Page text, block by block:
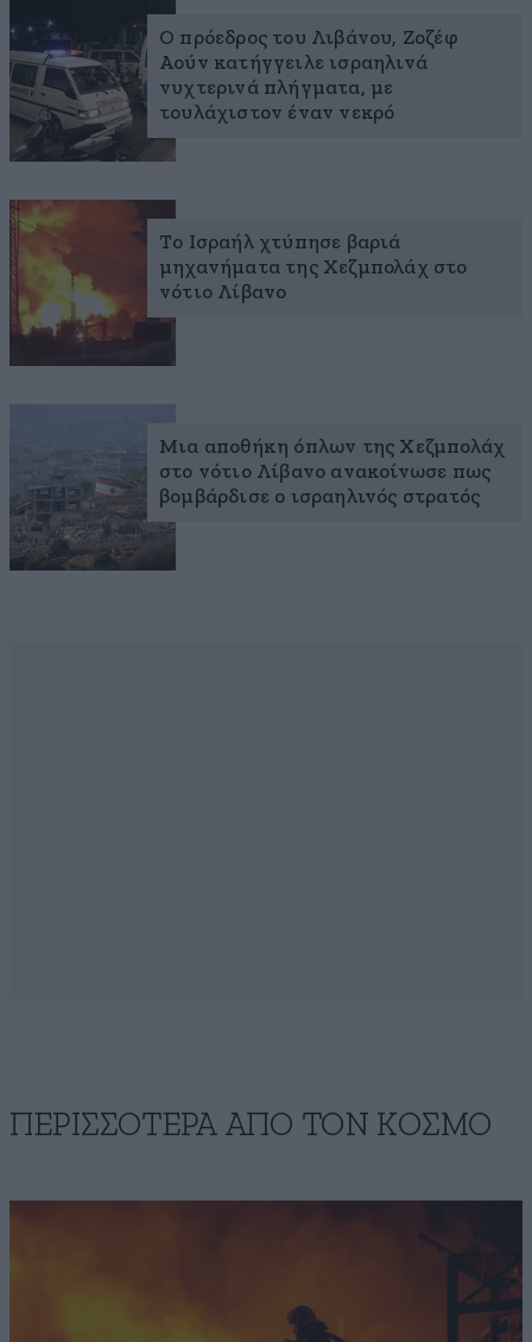
Ο πρόεδρος του Λιβάνου, Ζοζέφ
Αούν κατήγγειλε ισραηλινά
νυχτερινά πλήγματα, με
τουλάχιστον έναν νεκρό
Το Ισραήλ χτύπησε βαριά
μηχανήματα της Χεζμπολάχ στο
νότιο Λίβανο
Μια αποθήκη όπλων της Χεζμπολάχ
στο νότιο Λίβανο ανακοίνωσε πως
βομβάρδισε ο ισραηλινός στρατός
ΠΕΡΙΣΣΟΤΕΡΑ ΑΠΟ ΤΟΝ ΚΟΣΜΟ